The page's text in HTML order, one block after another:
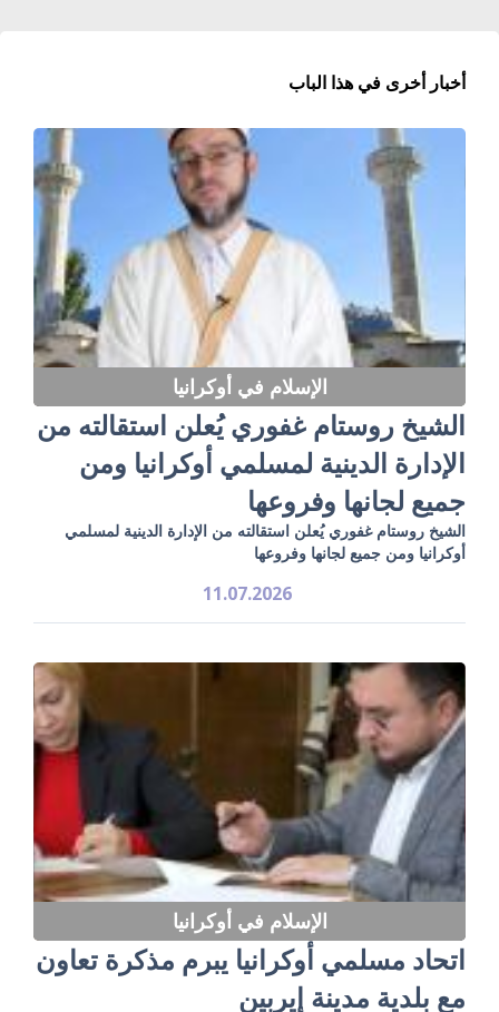
أخبار أخرى في هذا الباب
الإسلام في أوكرانيا
الشيخ روستام غفوري يُعلن استقالته من
الإدارة الدينية لمسلمي أوكرانيا ومن
جميع لجانها وفروعها
الشيخ روستام غفوري يُعلن استقالته من الإدارة الدينية لمسلمي
أوكرانيا ومن جميع لجانها وفروعها
11.07.2026
الإسلام في أوكرانيا
اتحاد مسلمي أوكرانيا يبرم مذكرة تعاون
مع بلدية مدينة إيربين